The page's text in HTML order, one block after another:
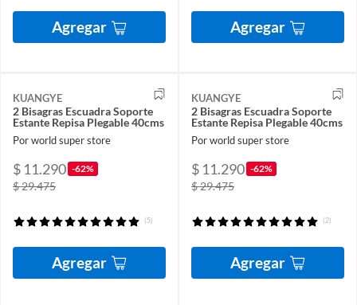
Agregar Agregar
KUANGYE
2 Bisagras Escuadra Soporte
Estante Repisa Plegable 40cms
Por world super store
$ 11.290 -62%
$ 29.475
(5)
Agregar
KUANGYE
2 Bisagras Escuadra Soporte
Estante Repisa Plegable 40cms
Por world super store
$ 11.290 -62%
$ 29.475
(2)
Agregar